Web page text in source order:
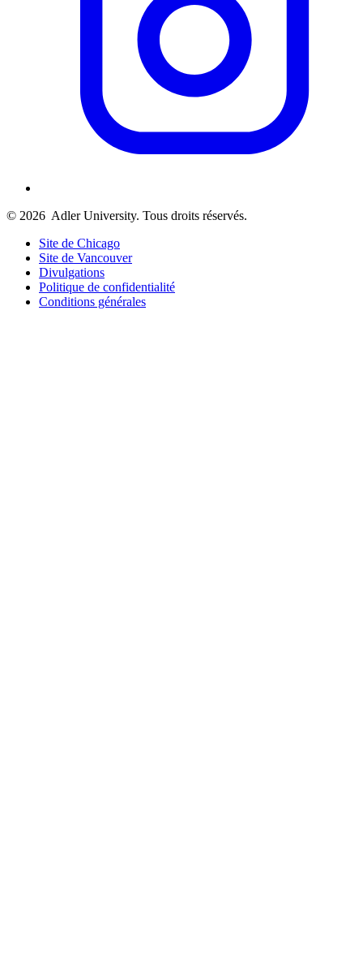
© 2026 Adler University. Tous droits réservés.
Site de Chicago
Site de Vancouver
Divulgations
Politique de confidentialité
Conditions générales